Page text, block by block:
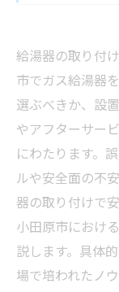
給湯器の取り付
市でガス給湯器
選ぶべきか、設
やアフターサー
にわたります。
ルや安全面の不
器の取り付けで
小田原市におけ
説します。具体
場で培われたノ